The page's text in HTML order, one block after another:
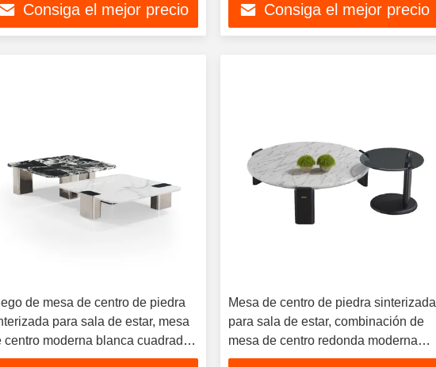
Consiga el mejor precio Consiga el mejor precio
de mesa de centro de piedra
para sala de estar, mesa
centro moderna blanca cuadrada
patas de acero inoxidable de lujo
Mesa de centro de piedra sinterizada
para sala de estar, combinación de
mesa de centro redonda moderna
minimalista de alta gama para el